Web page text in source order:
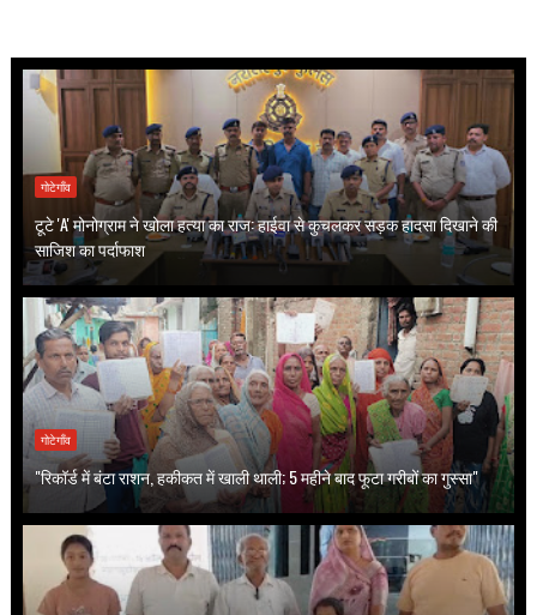
गोटेगाँव
टूटे 'A' मोनोग्राम ने खोला हत्या का राज: हाईवा से कुचलकर सड़क हादसा दिखाने की
साजिश का पर्दाफाश
गोटेगाँव
"रिकॉर्ड में बंटा राशन, हकीकत में खाली थाली; 5 महीने बाद फूटा गरीबों का गुस्सा"